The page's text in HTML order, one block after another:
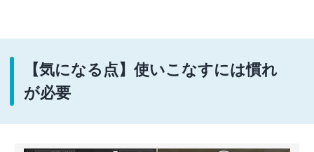
【気になる点】使いこなすには慣れ
が必要